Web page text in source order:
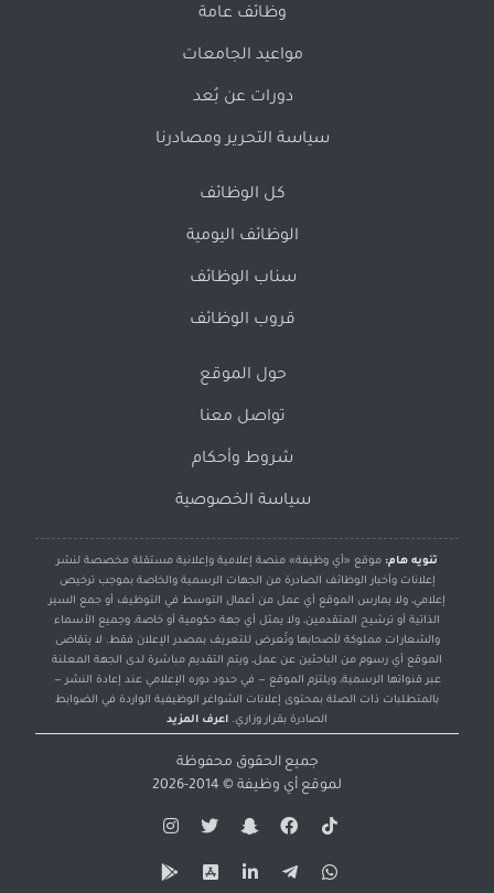
وظائف عامة
مواعيد الجامعات
دورات عن بُعد
سياسة التحرير ومصادرنا
كل الوظائف
الوظائف اليومية
سناب الوظائف
قروب الوظائف
حول الموقع
تواصل معنا
شروط وأحكام
سياسة الخصوصية
تنويه هام: موقع «أي وظيفة» منصة إعلامية وإعلانية مستقلة مخصصة لنشر
إعلانات وأخبار الوظائف الصادرة من الجهات الرسمية والخاصة بموجب ترخيص
إعلامي، ولا يمارس الموقع أي عمل من أعمال التوسط في التوظيف أو جمع السير
الذاتية أو ترشيح المتقدمين، ولا يمثل أي جهة حكومية أو خاصة، وجميع الأسماء
والشعارات مملوكة لأصحابها وتُعرض للتعريف بمصدر الإعلان فقط. لا يتقاضى
الموقع أي رسوم من الباحثين عن عمل، ويتم التقديم مباشرة لدى الجهة المعلنة
عبر قنواتها الرسمية، ويلتزم الموقع — في حدود دوره الإعلامي عند إعادة النشر —
بالمتطلبات ذات الصلة بمحتوى إعلانات الشواغر الوظيفية الواردة في الضوابط
الصادرة بقرار وزاري. اعرف المزيد
جميع الحقوق محفوظة
لموقع أي وظيفة © 2014-2026